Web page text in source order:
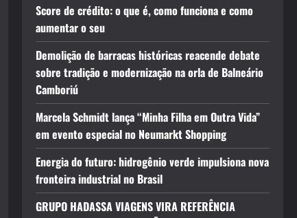
Score de crédito: o que é, como funciona e como
aumentar o seu
Demolição de barracas históricas reacende debate
sobre tradição e modernização na orla de Balneário
Camboriú
Marcela Schmidt lança “Minha Filha em Outra Vida”
em evento especial no Neumarkt Shopping
Energia do futuro: hidrogênio verde impulsiona nova
fronteira industrial no Brasil
GRUPO HADASSA VIAGENS VIRA REFERÊNCIA